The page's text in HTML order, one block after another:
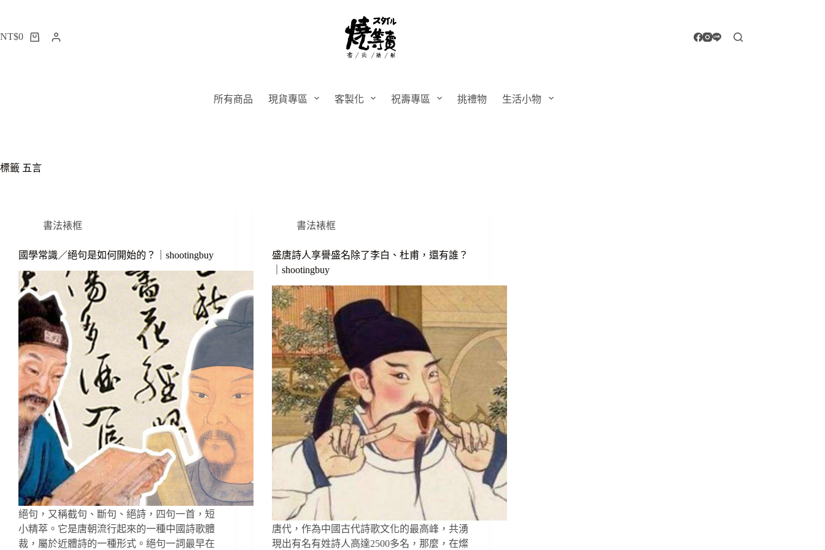
主
NT$0
所有商品 現貨專區 客製化 祝壽專區 挑禮物 生活小物
標籤 五言
書法裱框
國學常識／絕句是如何開始的？｜shootingbuy
絕句，又稱截句、斷句、絕詩，四句一首，短
小精萃。它是唐朝流行起來的一種中國詩歌體
裁，屬於近體詩的一種形式。絕句一詞最早在
書法裱框
盛唐詩人享譽盛名除了李白、杜甫，還有誰？
｜shootingbuy
唐代，作為中國古代詩歌文化的最高峰，共湧
現出有名有姓詩人高達2500多名，那麼，在燦